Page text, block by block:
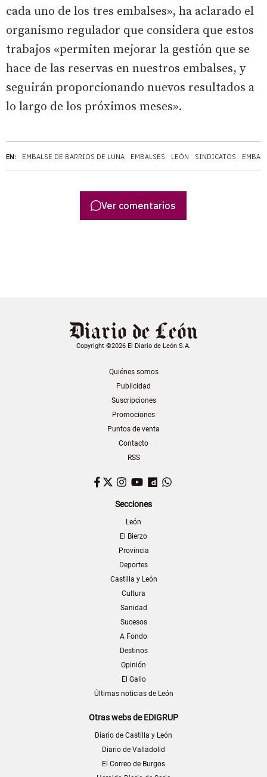
EN: EMBALSE DE BARRIOS DE LUNA EMBALSES LEÓN SINDICATOS
cada uno de los tres embalses», ha aclarado el
organismo regulador que considera que estos
trabajos «permiten mejorar la gestión que se
hace de las reservas en nuestros embalses, y
seguirán proporcionando nuevos resultados a
lo largo de los próximos meses».
Ver comentarios
Copyright ©2026 El Diario de León S.A.
Quiénes somos
Publicidad
Suscripciones
Promociones
Puntos de venta
Contacto
RSS
Facebook
TwitterInstagram
YouTubeDailymotion
Secciones
León
El Bierzo
Provincia
Deportes
Castilla y León
Cultura
Sanidad
Sucesos
A Fondo
Destinos
Opinión
El Gallo
Últimas noticias de León
Otras webs de EDIGRUP
Diario de Castilla y León
Diario de Valladolid
El Correo de Burgos